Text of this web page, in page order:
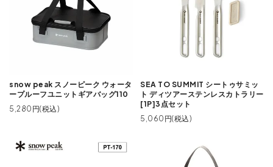
snow peak スノーピーク ウォータ
ープルーフユニットギアバッグ110
5,280円(税込)
SEA TO SUMMIT シートゥサミッ
ト ディツアーステンレスカトラリー
[1P]3点セット
5,060円(税込)